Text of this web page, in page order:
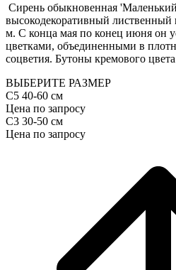
Сирень обыкновенная
высокодекоративный лиственный
м. С конца мая по конец июня он
цветками, объединенными в
соцветия. Бутоны кремового
ВЫБЕРИТЕ РАЗМЕР
С5 40-60 см
Цена по запросу
С3 30-50 см
Цена по запросу